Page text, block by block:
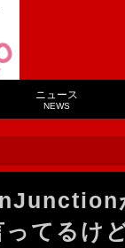
ニュース
NEWS
てるけ